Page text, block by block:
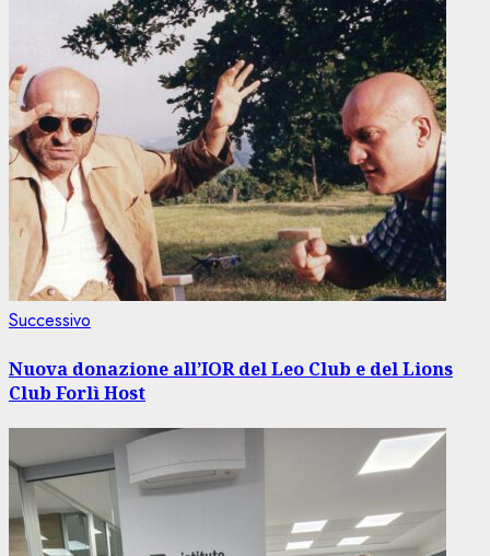
Successivo
Nuova donazione all’IOR del Leo Club e del Lions
Club Forlì Host